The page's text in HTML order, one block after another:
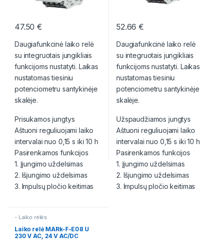
47.50€
Daugiafunkcinė laiko relė
su integruotais jungikliais
funkcijoms nustatyti. Laikas
nustatomas tiesiniu
potenciometru santykinėje
skalėje.
Prisukamos jungtys
Aštuoni reguliuojami laiko
intervalai nuo 0,15 s iki 10 h
Pasirenkamos funkcijos
1. Įjungimo uždelsimas
2. Išjungimo uždelsimas
3. Impulsų pločio keitimas
52.66€
Daugiafunkcinė laiko relė
su integruotais jungikliais
funkcijoms nustatyti. Laikas
nustatomas tiesiniu
potenciometru santykinėje
skalėje.
Užspaudžiamos jungtys
Aštuoni reguliuojami laiko
intervalai nuo 0,15 s iki 10 h
Pasirenkamos funkcijos
1. Įjungimo uždelsimas
2. Išjungimo uždelsimas
3. Impulsų pločio keitimas
- Laiko relės
Laiko relė MARk-F-E08 U
230 V AC, 24 V AC/DC